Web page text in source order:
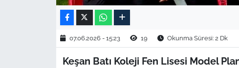
07.06.2026 - 15:23 19 Okunma Süresi: 2 Dk
Keşan Batı Koleji Fen Lisesi Model
EDİRNE